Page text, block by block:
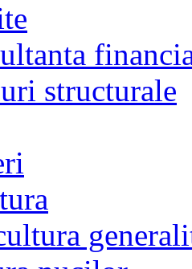
structurale